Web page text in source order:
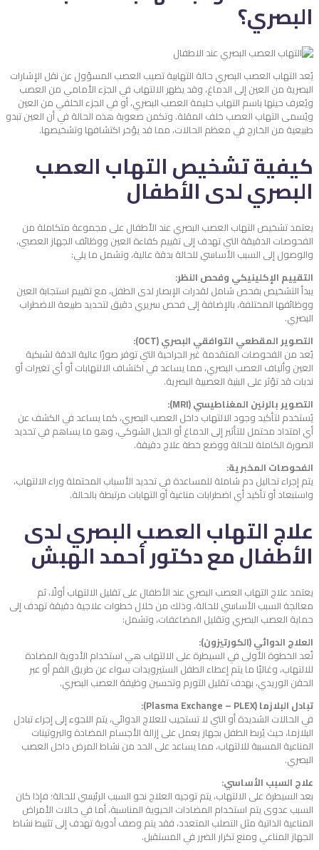
البصري؟
يُعد التهاب العصب البصري حالة التهابية تصيب العصب المسؤول عن نقل الإشارات
البصرية من العين إلى الدماغ، وقد يظهر الالتهاب في الجزء الأمامي من العصب
ويُعرف حينها باسم التهاب حليمة العصب البصري، أو في الجزء الخلفي من العين
ويُسمى التهاب العصب خلف المقلة. وتكمن صعوبة هذه الحالة في أن العين تبدو
طبيعية من الخارج في معظم الحالات، مما قد يؤخر اكتشافها وتشخيصها.
كيفية تشخيص التهاب العصب
البصري لدى الأطفال
يعتمد تشخيص التهاب العصب البصري عند الأطفال على مجموعة متكاملة من
الفحوصات الدقيقة التي تهدف إلى تقييم كفاءة العين ووظائف الجهاز العصبي،
والوصول إلى السبب الأساسي للحالة بدقة عالية، وتشمل ما يلي:
التقييم الإكلينيكي وفحص النظر:
يبدأ التشخيص بفحص شامل لقدرات الإبصار لدى الطفل، مع تقييم استجابة العين
ووظائفها المختلفة، بالإضافة إلى فحص سريري دقيق لتحديد طبيعة الاضطراب
البصري.
التصوير المقطعي التوافقي البصري (OCT):
يُعد من الفحوصات المتقدمة غير الجراحية التي توفر صورًا عالية الدقة لشبكية
العين وألياف العصب البصري، مما يساعد في اكتشاف الالتهابات أو أي تغيرات أو
ندبات قد تؤثر على البنية العصبية البصرية.
التصوير بالرنين المغناطيسي (MRI):
يُستخدم لتأكيد وجود الالتهاب داخل العصب البصري، كما يساعد في الكشف عن
أي امتداد محتمل للتأثير إلى الدماغ أو الحبل الشوكي، وهو ما يساهم في تحديد
الصورة الكاملة للحالة ووضع خطة علاج دقيقة.
الفحوصات المخبرية:
يتم إجراء تحاليل دم شاملة للمساعدة في تحديد الأسباب المحتملة وراء الالتهاب،
واستبعاد أو تأكيد أي اضطرابات مناعية أو التهابات مرتبطة بالحالة.
علاج التهاب العصب البصري لدى
الأطفال مع دكتور أحمد الهبش
يعتمد علاج التهاب العصب البصري عند الأطفال على تقليل الالتهاب أولًا، ثم
معالجة السبب الأساسي للحالة، وذلك من خلال خطوات علاجية دقيقة تهدف إلى
حماية العصب البصري وتقليل المضاعفات، وتشمل:
العلاج الدوائي (الكورتيزون):
تُعد الخطوة الأولى في السيطرة على الالتهاب هي استخدام الأدوية المضادة
للالتهاب، وغالبًا ما يتم إعطاء الطفل الستيرويدات سواء عن طريق الفم أو عبر
الحقن الوريدي، بهدف تقليل التورم وتحسين وظيفة العصب البصري.
تبادل البلازما (Plasma Exchange – PLEX):
في الحالات الشديدة أو التي لا تستجيب للعلاج الدوائي، يتم اللجوء إلى إجراء تبادل
البلازما، حيث يُربط الطفل بجهاز يعمل على إزالة الأجسام المضادة والبروتينات
المناعية المسببة للالتهاب، مما يساعد على الحد من نشاط المرض داخل العصب
البصري.
علاج السبب الأساسي:
بعد السيطرة على الالتهاب، يتم توجيه العلاج نحو السبب الرئيسي للحالة؛ فإذا كان
السبب عدوى يتم استخدام المضادات الحيوية المناسبة، أما في حالات الأمراض
المناعية الذاتية مثل التصلب المتعدد، فقد يتم وصف أدوية تهدف إلى تثبيط نشاط
الجهاز المناعي ومنع تكرار الضرر في المستقبل.